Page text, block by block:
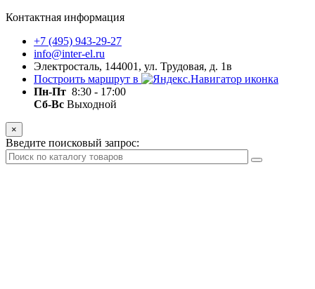
Контактная информация
+7 (495) 943-29-27
info@inter-el.ru
Электросталь, 144001, ул. Трудовая, д. 1в
Построить маршрут в
Пн-Пт 8:30 - 17:00
Сб-Вс Выходной
×
Введите поисковый запрос: